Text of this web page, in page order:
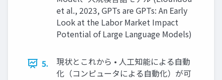
et al., 2023, GPTs are GPTs: An Early
Look at the Labor Market Impact
Potential of Large Language Models)
5.
現状とこれから • 人工知能による自動
化（コンピュータによる自動化）が可